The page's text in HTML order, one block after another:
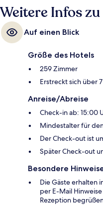
Fußmarsch entfernt: Zur U-
S-Bahn-Station
Weitere Infos
Auf einen Blick
Größe des Hotels
259 Zimmer
Erstreckt sich über
Anreise/Abreise
Check-in ab: 15:00
Mindestalter für
Der Check-out ist
Später Check-out
Besondere
Die Gäste erhalten
per E-Mail
Rezeption